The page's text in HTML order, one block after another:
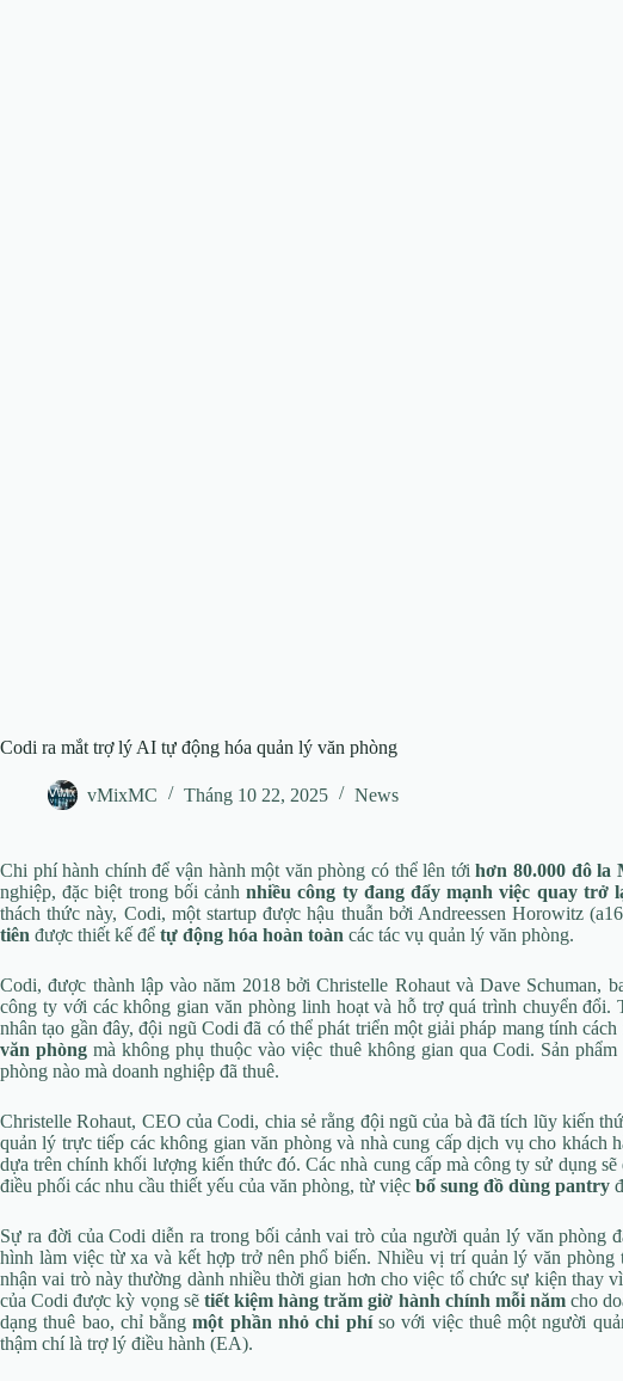
Codi ra mắt trợ lý AI tự động hóa quản lý văn phòng
vMixMC Tháng 10 22, 2025 News
Chi phí hành chính để vận hành một văn phòng có thể lên tớihơn 80.000 đô la
nghiệp, đặc biệt trong bối cảnhnhiều công ty đang đẩy mạnh việc quay trở
thách thức này, Codi, một startup được hậu thuẫn bởi Andreessen Horowitz
tiên được thiết kế để tự động hóa hoàn toàn các tác vụ quản lý văn phòng.
Codi, được thành lập vào năm 2018 bởi Christelle Rohaut và Dave Schuman,
công ty với các không gian văn phòng linh hoạt và hỗ trợ quá trình chuyển
nhân tạo gần đây, đội ngũ Codi đã có thể phát triển một giải pháp mang tính cách
văn phòng mà không phụ thuộc vào việc thuê không gian qua Codi. Sản
phòng nào mà doanh nghiệp đã thuê.
Christelle Rohaut, CEO của Codi, chia sẻ rằng đội ngũ của bà đã tích lũy kiến
quản lý trực tiếp các không gian văn phòng và nhà cung cấp dịch vụ cho khách
dựa trên chính khối lượng kiến thức đó. Các nhà cung cấp mà công ty sử dụng
điều phối các nhu cầu thiết yếu của văn phòng, từ việc bổ sung đồ dùng pantry
Sự ra đời của Codi diễn ra trong bối cảnh vai trò của người quản lý văn phòng
hình làm việc từ xa và kết hợp trở nên phổ biến. Nhiều vị trí quản lý văn
nhận vai trò này thường dành nhiều thời gian hơn cho việc tổ chức sự kiện thay
của Codi được kỳ vọng sẽ tiết kiệm hàng trăm giờ hành chính mỗi năm cho
dạng thuê bao, chỉ bằngmột phần nhỏ chi phíso với việc thuê một người
thậm chí là trợ lý điều hành (EA).